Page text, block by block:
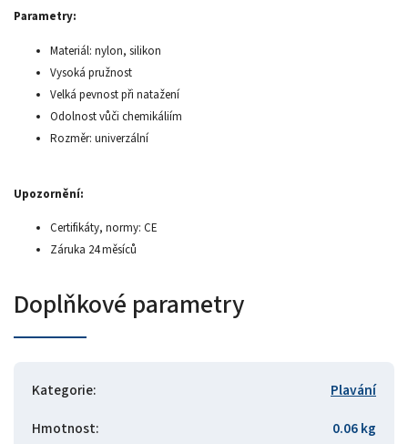
Parametry:
Materiál: nylon, silikon
Vysoká pružnost
Velká pevnost při natažení
Odolnost vůči chemikáliím
Rozměr: univerzální
Upozornění:
Certifikáty, normy: CE
Záruka 24 měsíců
Doplňkové parametry
Kategorie:
Plavání
Hmotnost:
0.06 kg